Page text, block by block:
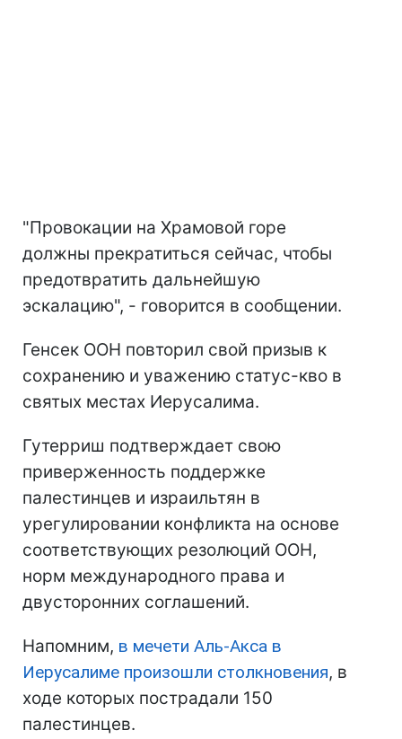
"Провокации на Храмовой горе
должны прекратиться сейчас, чтобы
предотвратить дальнейшую
эскалацию", - говорится в сообщении.
Генсек ООН повторил свой призыв к
сохранению и уважению статус-кво в
святых местах Иерусалима.
Гутерриш подтверждает свою
приверженность поддержке
палестинцев и израильтян в
урегулировании конфликта на основе
соответствующих резолюций ООН,
норм международного права и
двусторонних соглашений.
Напомним, в мечети Аль-Акса в
Иерусалиме произошли столкновения, в
ходе которых пострадали 150
палестинцев.